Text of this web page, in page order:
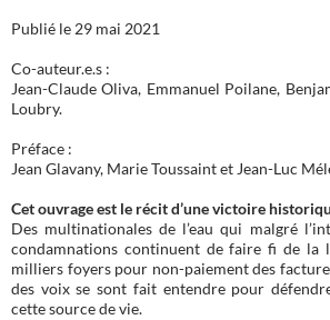
Publié le 29 mai 2021
Co-auteur.e.s :
Jean-Claude Oliva, Emmanuel Poilane,
Loubry.
Préface :
Jean Glavany, Marie Toussaint et Jean-Luc
Cet ouvrage est le récit d’une victoire
Des multinationales de l’eau qui malgré
condamnations continuent de faire fi de la
milliers foyers pour non-paiement des
des voix se sont fait entendre pour
cette source de vie.